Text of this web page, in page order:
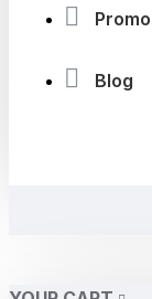
Promo
Blog